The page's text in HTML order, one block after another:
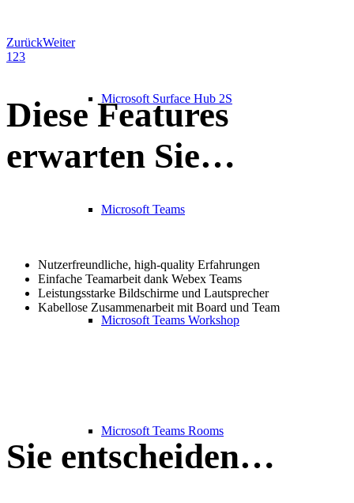
Microsoft Surface Hub 2S
Microsoft Teams
Microsoft Teams Workshop
Microsoft Teams Rooms
ZurückWeiter
1 23
Diese Features
erwarten Sie…
Nutzerfreundliche, high-quality Erfahrungen
Einfache Teamarbeit dank Webex Teams
Leistungsstarke Bildschirme und Lautsprecher
Kabellose Zusammenarbeit mit Board und Team
Sie entscheiden…